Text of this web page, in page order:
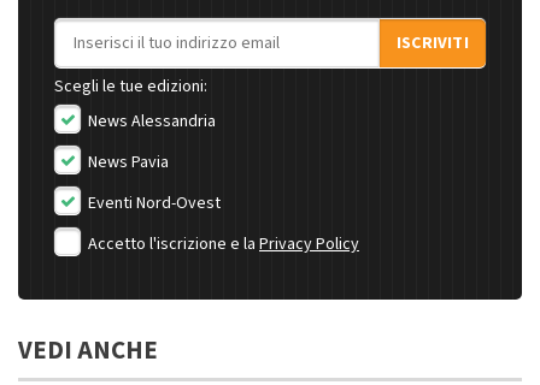
Indirizzo email
ISCRIVITI
Scegli le tue edizioni:
News Alessandria
News Pavia
Eventi Nord-Ovest
Accetto l'iscrizione e la Privacy Policy
VEDI ANCHE